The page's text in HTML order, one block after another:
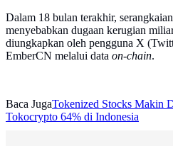
Dalam 18 bulan terakhir,
menyebabkan dugaan kerugian
diungkapkan oleh pengguna X
EmberCN melalui data on-chain.
Baca JugaTokenized Stocks Makin
Tokocrypto 64% di Indonesia